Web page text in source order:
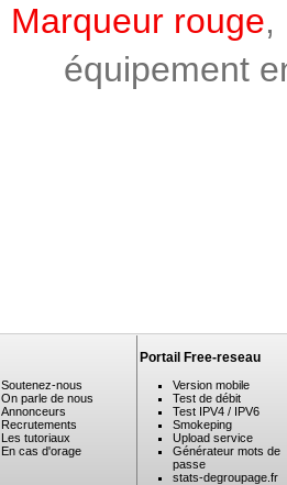
Marqueur rouge,
équipement
Soutenez-nous
On parle de nous
Annonceurs
Recrutements
Les tutoriaux
En cas d'orage
Portail Free-reseau
Version mobile
Test de débit
Test IPV4 / IPV6
Smokeping
Upload service
Générateur mots de
passe
stats-degroupage.fr